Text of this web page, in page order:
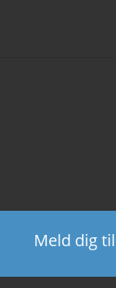
Meld dig